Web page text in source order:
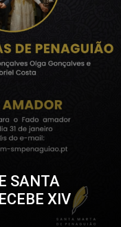
SANTA
XIV